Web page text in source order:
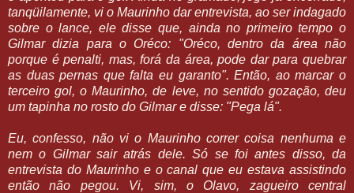
tanqüilamente, vi o Maurinho dar entrevista, ao ser indagado
sobre o lance, ele disse que, ainda no primeiro tempo o
Gilmar dizia para o Oréco: "Oréco, dentro da área não
porque é penalti, mas, forá da área, pode dar para quebrar
as duas pernas que falta eu garanto". Então, ao marcar o
terceiro gol, o Maurinho, de leve, no sentido gozação, deu
um tapinha no rosto do Gilmar e disse: "Pega lá".
Eu, confesso, não vi o Maurinho correr coisa nenhuma e
nem o Gilmar sair atrás dele. Só se foi antes disso, da
entrevista do Maurinho e o canal que eu estava assistindo
então não pegou. Vi, sim, o Olavo, zagueiro central